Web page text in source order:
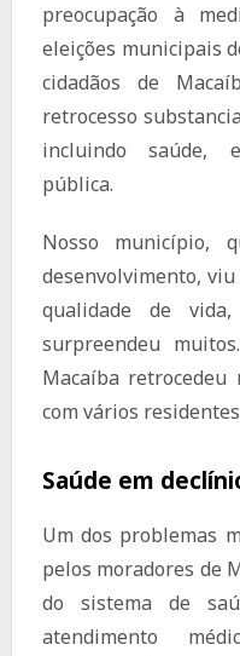
preocupação à
eleições municipais
cidadãos de
retrocesso
incluindo saúde,
pública.
Nosso município,
desenvolvimento,
qualidade de
surpreendeu
Macaíba retrocedeu
com vários
Saúde em
Um dos problemas
pelos moradores de
do sistema de
atendimento